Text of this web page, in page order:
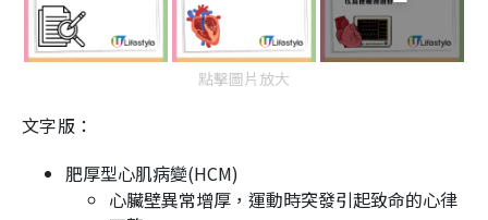
點擊圖片放大
文字版：
肥厚型心肌病變(HCM)
心臟壁異常增厚，運動時突發引起致命的心律